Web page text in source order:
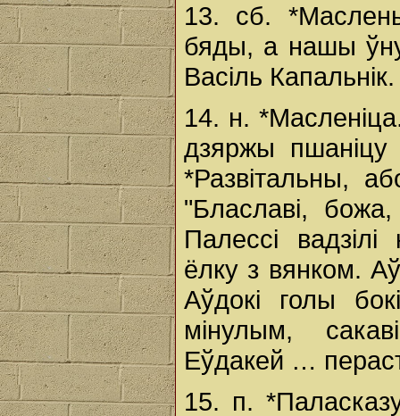
13. сб.
бяды, а нашы
Васіль
14. н.
дзяржы
*Развітальны,
"Блаславі,
Палессі
ёлку з вянком.
Аўдокі голы
мінулым,
Еўдакей …
15. п.